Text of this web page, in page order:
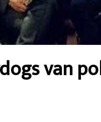
van